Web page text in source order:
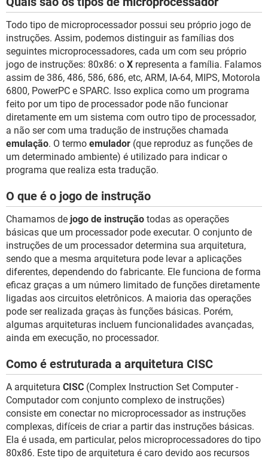
Todo tipo de microprocessador possui seu próprio jogo de
instruções. Assim, podemos distinguir as famílias dos
seguintes microprocessadores, cada um com seu próprio
jogo de instruções: 80x86: o X representa a família. Falamos
assim de 386, 486, 586, 686, etc, ARM, IA-64, MIPS, Motorola
6800, PowerPC e SPARC. Isso explica como um programa
feito por um tipo de processador pode não funcionar
diretamente em um sistema com outro tipo de processador,
a não ser com uma tradução de instruções chamada
emulação. O termo emulador (que reproduz as funções de
um determinado ambiente) é utilizado para indicar o
programa que realiza esta tradução.
O que é o jogo de instrução
Chamamos de jogo de instrução todas as operações
básicas que um processador pode executar. O conjunto de
instruções de um processador determina sua arquitetura,
sendo que a mesma arquitetura pode levar a aplicações
diferentes, dependendo do fabricante. Ele funciona de forma
eficaz graças a um número limitado de funções diretamente
ligadas aos circuitos eletrônicos. A maioria das operações
pode ser realizada graças às funções básicas. Porém,
algumas arquiteturas incluem funcionalidades avançadas,
ainda em execução, no processador.
Como é estruturada a arquitetura CISC
A arquitetura CISC (Complex Instruction Set Computer -
Computador com conjunto complexo de instruções)
consiste em conectar no microprocessador as instruções
complexas, difíceis de criar a partir das instruções básicas.
Ela é usada, em particular, pelos microprocessadores do tipo
80x86. Este tipo de arquitetura é caro devido aos recursos